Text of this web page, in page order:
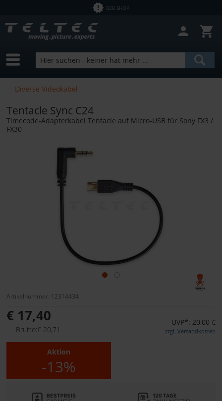
B2B SHOP
Diverse Videokabel
Tentacle Sync C24
Timecode-Adapterkabel Tentacle auf Micro-USB für Sony FX3 /
FX30
Artikelnummer: 12314434
€ 17,40
Brutto:€ 20,71
UVP*: 20,00 €
zzgl. Versandkosten
Aktion
-13%